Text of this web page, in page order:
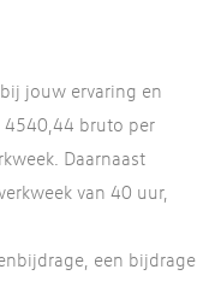
jouw ervaring en
4540,44 bruto per
Daarnaast
van 40 uur,
een bijdrage